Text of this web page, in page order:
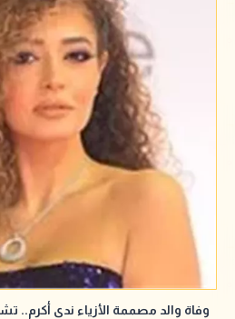
وفاة والد مصممة الأزياء ندى أكرم..